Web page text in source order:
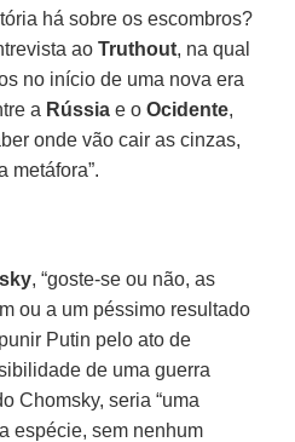
há sobre os escombros?
aoTruthout, na qual
no início de uma nova era
a Rússia e oOcidente,
onde vão cair as cinzas,
metáfora”.
, “goste-se ou não, as
ou a um péssimo resultado
Putin pelo ato de
de uma guerra
Chomsky, seria “uma
espécie, sem nenhum